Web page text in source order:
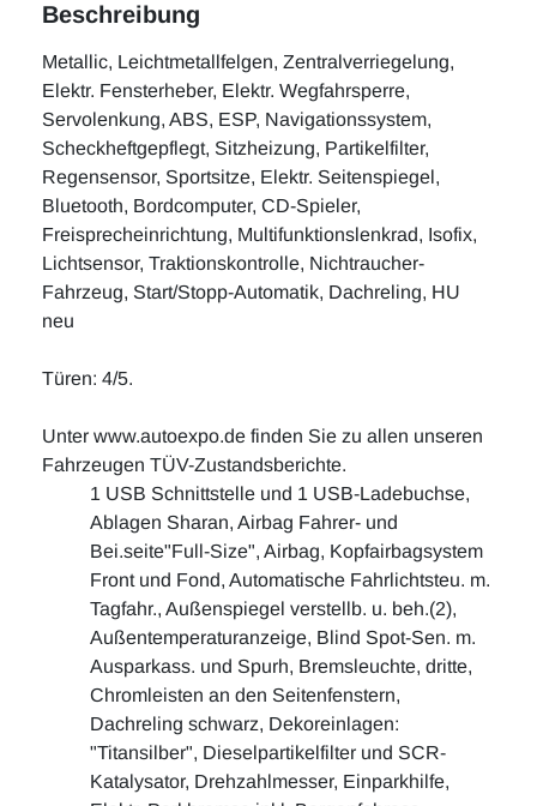
Beschreibung
Metallic, Leichtmetallfelgen, Zentralverriegelung,
Elektr. Fensterheber, Elektr. Wegfahrsperre,
Servolenkung, ABS, ESP, Navigationssystem,
Scheckheftgepflegt, Sitzheizung, Partikelfilter,
Regensensor, Sportsitze, Elektr. Seitenspiegel,
Bluetooth, Bordcomputer, CD-Spieler,
Freisprecheinrichtung, Multifunktionslenkrad, Isofix,
Lichtsensor, Traktionskontrolle, Nichtraucher-
Fahrzeug, Start/Stopp-Automatik, Dachreling, HU
neu
Türen: 4/5.
Unter www.autoexpo.de finden Sie zu allen unseren
Fahrzeugen TÜV-Zustandsberichte.
1 USB Schnittstelle und 1 USB-Ladebuchse,
Ablagen Sharan, Airbag Fahrer- und
Bei.seite"Full-Size", Airbag, Kopfairbagsystem
Front und Fond, Automatische Fahrlichtsteu. m.
Tagfahr., Außenspiegel verstellb. u. beh.(2),
Außentemperaturanzeige, Blind Spot-Sen. m.
Ausparkass. und Spurh, Bremsleuchte, dritte,
Chromleisten an den Seitenfenstern,
Dachreling schwarz, Dekoreinlagen:
"Titansilber", Dieselpartikelfilter und SCR-
Katalysator, Drehzahlmesser, Einparkhilfe,